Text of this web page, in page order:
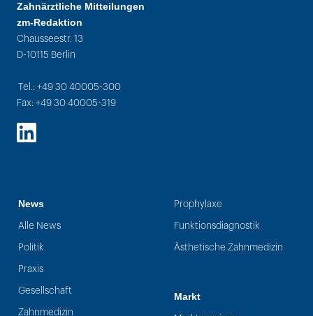
Zahnärztliche Mitteilungen
zm-Redaktion
Chausseestr. 13
D-10115 Berlin
Tel.: +49 30 40005-300
Fax: +49 30 40005-319
LinkedIn
News
Alle News
Politik
Praxis
Gesellschaft
Zahnmedizin
Prophylaxe
Funktionsdiagnostik
Ästhetische Zahnmedizin
Markt